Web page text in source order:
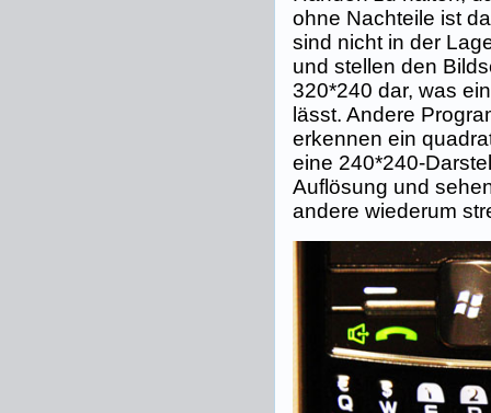
ohne Nachteile ist
sind nicht in der
und stellen den
320*240 dar, was
lässt. Andere
erkennen ein
eine 240*240-
Auflösung und
andere wiederum